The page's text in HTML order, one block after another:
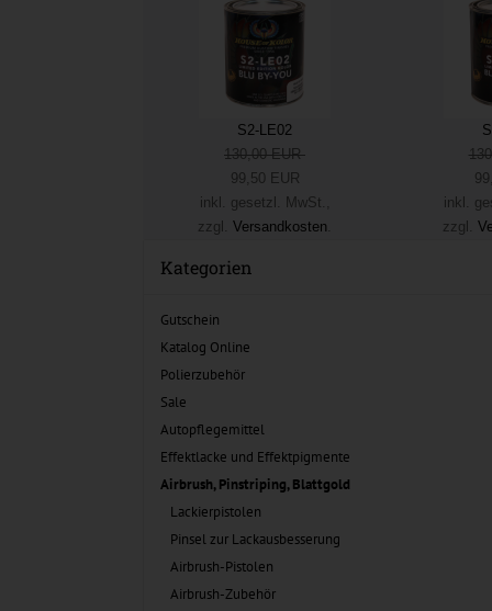
S2-LE02
130,00 EUR
99,50 EUR
inkl. gesetzl. MwSt.,
zzgl. Versandkosten.
inkl.
zzgl.
Kategorien
Gutschein
Katalog Online
Polierzubehör
Sale
Autopflegemittel
Effektlacke und Effektpigmente
Airbrush, Pinstriping, Blattgold
Lackierpistolen
Pinsel zur Lackausbesserung
Airbrush-Pistolen
Airbrush-Zubehör